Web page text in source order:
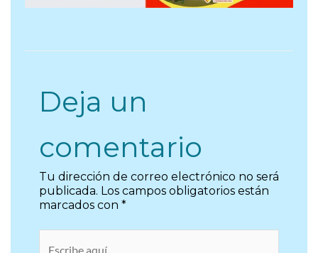
Deja un
comentario
Tu dirección de correo electrónico no será
publicada. Los campos obligatorios están
marcados con *